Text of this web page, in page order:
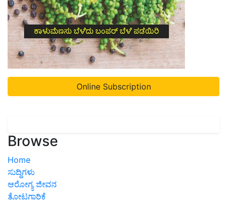
Online Subscription
Browse
Home
ಸುದ್ದಿಗಳು
ಆರೋಗ್ಯ ಜೀವನ
ತೋಟಗಾರಿಕೆ